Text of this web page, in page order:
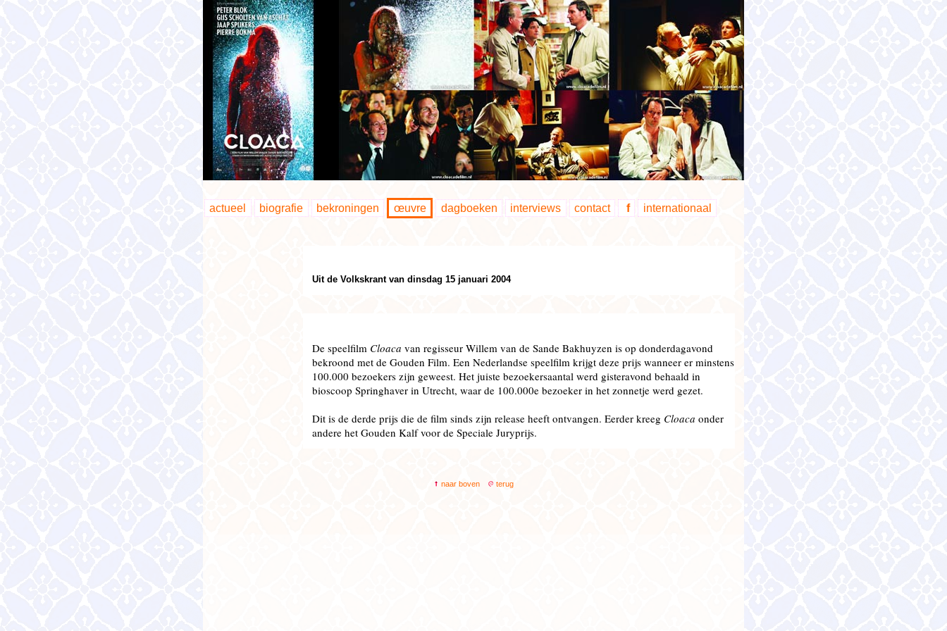
actueel biografie bekroningen œuvre dagboeken interviews contact f internationaal
Uit de Volkskrant van dinsdag 15 januari 2004
De speelfilm Cloaca van regisseur Willem van de Sande Bakhuyzen is op donderdagavond
bekroond met de Gouden Film. Een Nederlandse speelfilm krijgt deze prijs wanneer er minstens
100.000 bezoekers zijn geweest. Het juiste bezoekersaantal werd gisteravond behaald in
bioscoop Springhaver in Utrecht, waar de 100.000e bezoeker in het zonnetje werd gezet.
Dit is de derde prijs die de film sinds zijn release heeft ontvangen. Eerder kreeg Cloaca onder
andere het Gouden Kalf voor de Speciale Juryprijs.
naar boven terug